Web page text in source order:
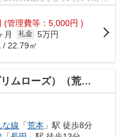
(管理費等：5,000円 )
月 礼金 5万円
/ 22.79㎡
ーズ）（荒本賃貸）
な線 「荒本 」駅 徒歩8分